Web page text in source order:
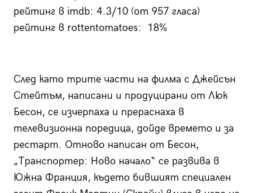
рейтинг в imdb: 4.3/10 (от 957 гласа)
рейтинг в rottentomatoes: 18%
След като трите части на филма с Джейсън
Стейтъм, написани и продуцирани от Люк
Бесон, се изчерпаха и прераснаха в
телевизионна поредица, дойде времето и за
рестарт. Отново написан от Бесон,
„Транспортер: Ново начало“ се развива в
Южна Франция, където бившият специален